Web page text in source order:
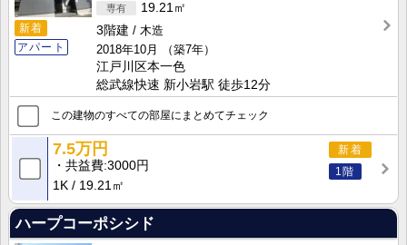
新着
アパート
19.21㎡
3階建
木造
2018年10月
（築7年）
江戸川区本一色
総武線快速 新小岩駅 徒歩12分
この建物のすべての部屋にまとめてチェック
新着
1階
7.5万円
共益費 3000円
1K
19.21㎡
ハープコーポシシド